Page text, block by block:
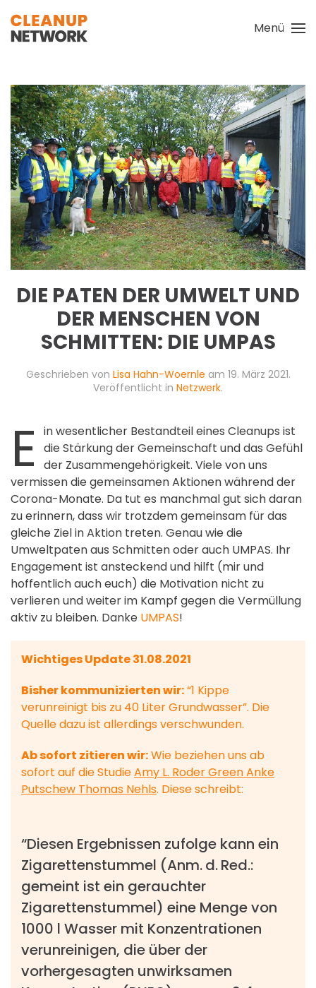
Zum Hauptinhalt springen
Menü
DIE PATEN DER UMWELT UND
DER MENSCHEN VON
SCHMITTEN: DIE UMPAS
Geschrieben von Lisa Hahn-Woernle am 19. März 2021.
Veröffentlicht in Netzwerk.
E
in wesentlicher Bestandteil eines Cleanups ist
die Stärkung der Gemeinschaft und das Gefühl
der Zusammengehörigkeit. Viele von uns
vermissen die gemeinsamen Aktionen während der
Corona-Monate. Da tut es manchmal gut sich daran
zu erinnern, dass wir trotzdem gemeinsam für das
gleiche Ziel in Aktion treten. Genau wie die
Umweltpaten aus Schmitten oder auch UMPAS. Ihr
Engagement ist ansteckend und hilft (mir und
hoffentlich auch euch) die Motivation nicht zu
verlieren und weiter im Kampf gegen die Vermüllung
aktiv zu bleiben. Danke UMPAS!
Wichtiges Update 31.08.2021
Bisher kommunizierten wir:“1 Kippe
verunreinigt bis zu 40 Liter Grundwasser”. Die
Quelle dazu ist allerdings verschwunden.
Ab sofort zitieren wir:Wie beziehen uns ab
sofort auf die StudieAmy L. Roder Green Anke
Putschew Thomas Nehls. Diese schreibt:
“Diesen Ergebnissen zufolge kann ein
Zigarettenstummel (Anm. d. Red.:
gemeint ist ein gerauchter
Zigarettenstummel) eine Menge von
1000 l Wasser mit Konzentrationen
verunreinigen, die über der
vorhergesagten unwirksamen